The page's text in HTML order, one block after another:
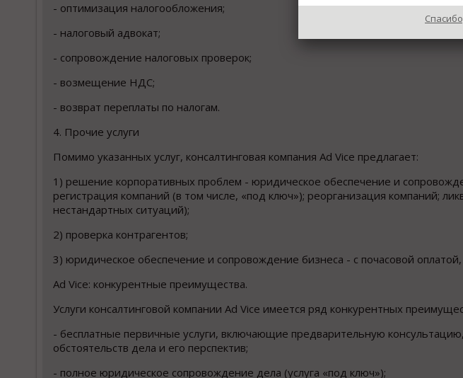
- оптимизация налогообложения;
- налоговый адвокат;
- сопровождение налоговых проверок;
- возмещение НДС;
- возврат переплаты по налогам.
4. Прочие услуги
Помимо указанных услуг, консалтинговая компания Ad Vice предлагает:
1) решение корпоративных проблем - юридическое обеспечение и
регистрация компаний (в том числе, «под ключ»); реорганизация компаний;
нестандартных ситуаций);
2) проверка контрагентов;
3) юридическое обеспечение и сопровождение бизнеса - с почасовой оплатой,
Ad Vice: конкурентные преимущества.
Услуги консалтинговой компании Ad Vice имеется ряд конкурентных
- бесплатные первичные услуги, включающие предварительную
обстоятельств дела и его перспектив;
- полное юридическое сопровождение дела (услуга «под ключ»);